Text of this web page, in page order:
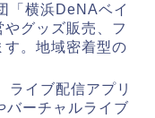
「横浜DeNAベイ
グッズ販売、フ
す。地域密着型の
ライブ配信アプリ
バーチャルライブ